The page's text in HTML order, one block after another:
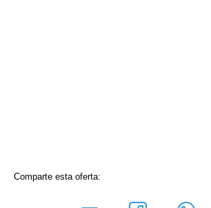
Comparte esta oferta: